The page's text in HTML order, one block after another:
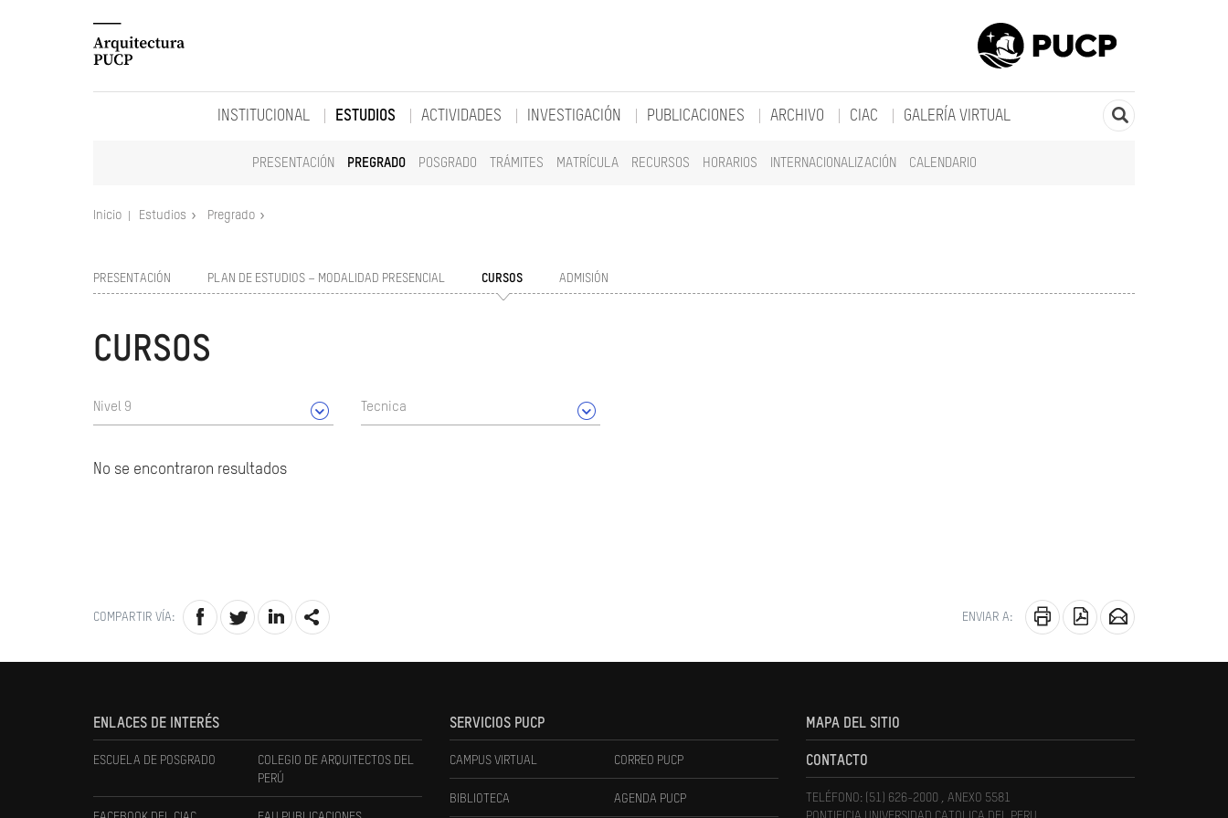
INSTITUCIONAL ESTUDIOS
PRESENTACIÓN PREGRADO POSGRADO TRÁMITES MATRÍCULA RECURSOS HORARIOS INTERNACIONALIZACIÓN CALENDARIO
ACTIVIDADES INVESTIGACIÓN PUBLICACIONES ARCHIVO CIAC GALERÍA VIRTUAL
Inicio Estudios Pregrado
PRESENTACIÓN PLAN DE ESTUDIOS – MODALIDAD PRESENCIAL CURSOS ADMISIÓN
CURSOS
Nivel 9 Tecnica
No se encontraron resultados
COMPARTIR VÍA: ENVIAR A:
ENLACES DE INTERÉS
ESCUELA DE POSGRADO
COLEGIO DE ARQUITECTOS DEL
PERÚ
SERVICIOS PUCP
CAMPUS VIRTUAL CORREO PUCP
BIBLIOTECA AGENDA PUCP
MAPA DEL SITIO
CONTACTO
TELÉFONO: (51) 626-2000 , ANEXO 5581